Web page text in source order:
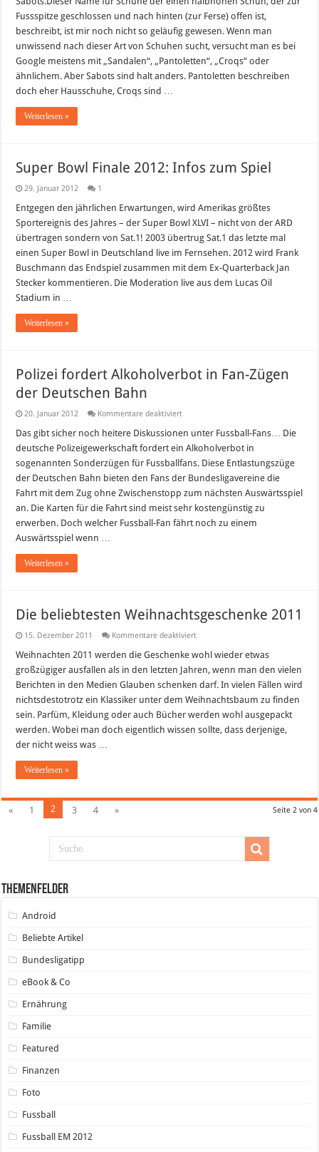
Fussspitze geschlossen und nach hinten (zur Ferse) offen ist,
beschreibt, ist mir noch nicht so geläufig gewesen. Wenn man
unwissend nach dieser Art von Schuhen sucht, versucht man es bei
Google meistens mit „Sandalen“, „Pantoletten“, „Croqs“ oder
ähnlichem. Aber Sabots sind halt anders. Pantoletten beschreiben
doch eher Hausschuhe, Croqs sind …
Weiterlesen »
Super Bowl Finale 2012: Infos zum Spiel
29. Januar 2012 1
Entgegen den jährlichen Erwartungen, wird Amerikas größtes
Sportereignis des Jahres – der Super Bowl XLVI – nicht von der ARD
übertragen sondern von Sat.1! 2003 übertrug Sat.1 das letzte mal
einen Super Bowl in Deutschland live im Fernsehen. 2012 wird Frank
Buschmann das Endspiel zusammen mit dem Ex-Quarterback Jan
Stecker kommentieren. Die Moderation live aus dem Lucas Oil
Stadium in …
Weiterlesen »
Polizei fordert Alkoholverbot in Fan-Zügen
der Deutschen Bahn
20. Januar 2012 Kommentare deaktiviertfür
fordert
in
Fan-
Zügen
der
Deutschen
Bahn
Das gibt sicher noch heitere Diskussionen unter Fussball-Fans… Die
deutsche Polizeigewerkschaft fordert ein Alkoholverbot in
sogenannten Sonderzügen für Fussballfans. Diese Entlastungszüge
der Deutschen Bahn bieten den Fans der Bundesligavereine die
Fahrt mit dem Zug ohne Zwischenstopp zum nächsten Auswärtsspiel
an. Die Karten für die Fahrt sind meist sehr kostengünstig zu
erwerben. Doch welcher Fussball-Fan fährt noch zu einem
Auswärtsspiel wenn …
Weiterlesen »
Die beliebtesten Weihnachtsgeschenke 2011
15. Dezember 2011 Kommentare deaktiviertfür
beliebtesten
2011
Weihnachten 2011 werden die Geschenke wohl wieder etwas
großzügiger ausfallen als in den letzten Jahren, wenn man den vielen
Berichten in den Medien Glauben schenken darf. In vielen Fällen wird
nichtsdestotrotz ein Klassiker unter dem Weihnachtsbaum zu finden
sein. Parfüm, Kleidung oder auch Bücher werden wohl ausgepackt
werden. Wobei man doch eigentlich wissen sollte, dass derjenige,
der nicht weiss was …
Weiterlesen »
Seite 2 von 4
« 1 2 3 4 »
Themenfelder
Android
Beliebte Artikel
Bundesligatipp
eBook & Co
Ernährung
Familie
Featured
Finanzen
Foto
Fussball
Fussball EM 2012